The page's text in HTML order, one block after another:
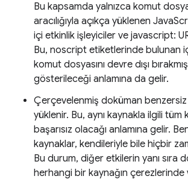
Bu kapsamda yalnızca komut
aracılığıyla açıkça yüklenen
içi etkinlik işleyiciler ve javascript:
Bu, noscript etiketlerinde bulunan
komut dosyasını devre dışı
gösterileceği anlamına da gelir.
Çerçevelenmiş doküman
yüklenir. Bu, aynı kaynakla ilgili tüm
başarısız olacağı anlamına gelir.
kaynaklar, kendileriyle bile hiçbir
Bu durum, diğer etkilerin yanı sıra
herhangi bir kaynağın